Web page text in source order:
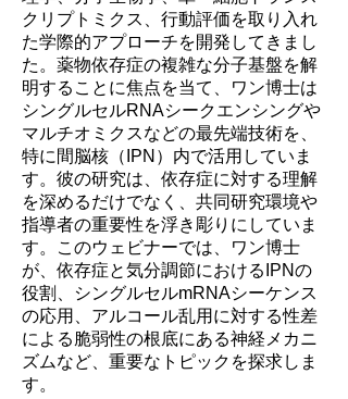
クリプトミクス、行動評価を取り入れ
た学際的アプローチを開発してきまし
た。薬物依存症の複雑な分子基盤を解
明することに焦点を当て、ワン博士は
シングルセルRNAシークエンシングや
マルチオミクスなどの最先端技術を、
特に間脳核（IPN）内で活用していま
す。彼の研究は、依存症に対する理解
を深めるだけでなく、共同研究環境や
指導者の重要性を浮き彫りにしていま
す。このウェビナーでは、ワン博士
が、依存症と気分調節におけるIPNの
役割、シングルセルmRNAシーケンス
の応用、アルコール乱用に対する性差
による脆弱性の根底にある神経メカニ
ズムなど、重要なトピックを探求しま
す。